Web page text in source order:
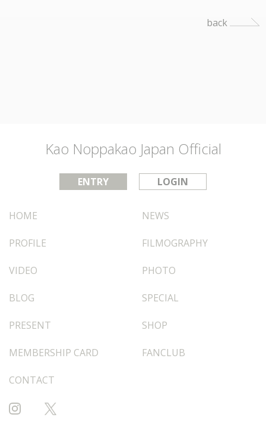
back
Kao Noppakao Japan Official
ENTRY LOGIN
HOME NEWS
PROFILE FILMOGRAPHY
VIDEO PHOTO
BLOG SPECIAL
PRESENT SHOP
MEMBERSHIP CARD FANCLUB
CONTACT